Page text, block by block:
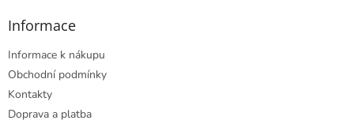
Informace
Informace k nákupu
Obchodní podmínky
Kontakty
Doprava a platba